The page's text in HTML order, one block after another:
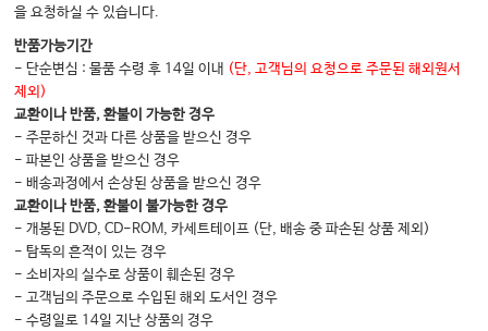
을 요청하실 수 있습니다.
반품가능기간
- 단순변심 : 물품 수령 후 14일 이내 (단, 고객님의 요청으로 주문된 해외원서
제외)
교환이나 반품, 환불이 가능한 경우
- 주문하신 것과 다른 상품을 받으신 경우
- 파본인 상품을 받으신 경우
- 배송과정에서 손상된 상품을 받으신 경우
교환이나 반품, 환불이 불가능한 경우
- 개봉된 DVD, CD-ROM, 카세트테이프 (단, 배송 중 파손된 상품 제외)
- 탐독의 흔적이 있는 경우
- 소비자의 실수로 상품이 훼손된 경우
- 고객님의 주문으로 수입된 해외 도서인 경우
- 수령일로 14일 지난 상품의 경우